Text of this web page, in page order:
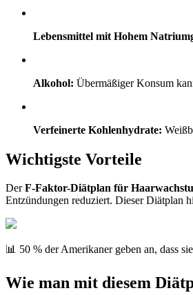
Lebensmittel mit Hohem
Alkohol: Übermäßiger Konsum
Verfeinerte Kohlenhydrate:
Wichtigste Vorteile
DerF-Faktor-Diätplan für
Entzündungen reduziert. Dieser Diätplan
📊 50 % der Amerikaner geben an, dass
Wie man mit diesem